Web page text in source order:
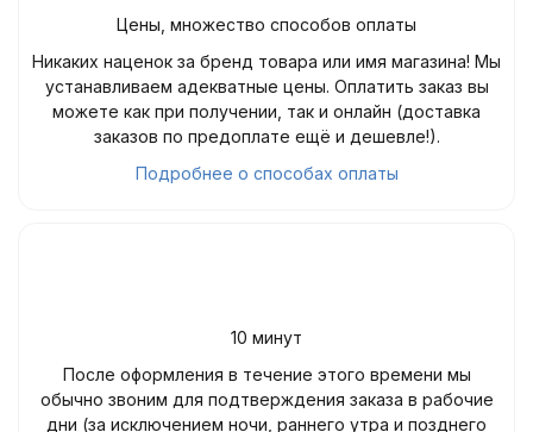
Цены, множество способов оплаты
Никаких наценок за бренд товара или имя магазина! Мы
устанавливаем адекватные цены. Оплатить заказ вы
можете как при получении, так и онлайн (доставка
заказов по предоплате ещё и дешевле!).
Подробнее о способах оплаты
10 минут
После оформления в течение этого времени мы
обычно звоним для подтверждения заказа в рабочие
дни (за исключением ночи, раннего утра и позднего